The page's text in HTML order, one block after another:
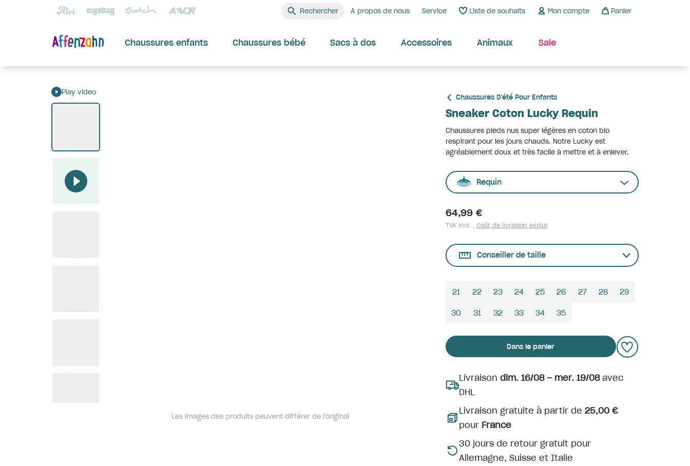
Rechercher A propos de nous Service Liste de souhaits Mon compte Panier
Chaussures enfants Chaussures bébé Sacs à dos Accessoires Animaux Sale
Play video
Les images des produits peuvent différer de l'original
Chaussures D'été Pour Enfants
Sneaker Coton Lucky Requin
Chaussures pieds nus super légères en coton bio
respirant pour les jours chauds. Notre Lucky est
agréablement doux et très facile à mettre et à enlever.
Requin
64,99 €
TVA incl. , Coût de livraison exclut
Conseiller de taille
21 22 23 24 25 26 27 28 29
30 31 32 33 34 35
Dans le panier
Livraison dim. 16/08 – mer. 19/08avec
DHL
Livraison gratuite à partir de 25,00 €
pour France
30 jours de retour gratuit pour
Allemagne, Suisse et Italie